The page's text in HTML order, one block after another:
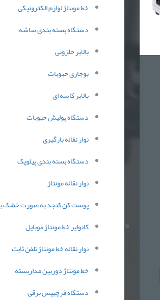
خط مونتاژ لوازم الکترونیکی
دستگاه بسته بندی ساشه
بالابر حلزونی
بوجاری حبوبات
بالابر کاسه ای
دستگاه پولیش حبوبات
نوار نقاله بارگیری
دستگاه بسته بندی پیلوپک
نوار نقاله مونتاژ
پوست کن کنجد به صورت خشک
کانوایر خط مونتاژ موبایل
نوار نقاله خط مونتاژ تلفن ثابت
خط مونتاژ دوربین مداربسته
دستگاه فرچیپس برقی